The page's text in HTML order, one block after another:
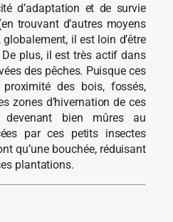
d’adaptation et de survie
trouvant d’autres moyens
il est loin d’être
plus, il est très actif dans
des pêches. Puisque ces
des bois, fossés,
zones d’hivernation de ces
devenant bien mûres au
par ces petits insectes
qu’une bouchée, réduisant
plantations.